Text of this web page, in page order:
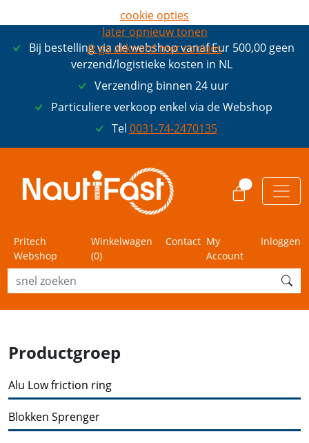
Bij bestelling via de webshop vanaf Eur 500,00 geen
verzend/logistieke kosten in NL
Verzending binnen 24 uur
Particuliere verkoop enkel via de Webshop
Tel 0031-74-2470135
Pritech
Webshop
Winkelwagen
(0)
Contact My
Account
Inloggen
Productgroep
Alu Low friction ring
Blokken Sprenger
cookie opties
later opnieuw tonen
ik ga akkoord met cookies